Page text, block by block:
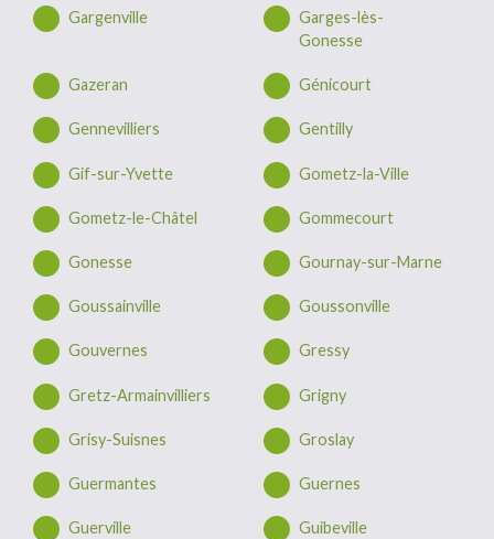
Gargenville
Garges-lès-
Gonesse
Gazeran Génicourt
Gennevilliers Gentilly
Gif-sur-Yvette Gometz-la-Ville
Gometz-le-Châtel Gommecourt
Gonesse Gournay-sur-Marne
Goussainville Goussonville
Gouvernes Gressy
Gretz-Armainvilliers Grigny
Grisy-Suisnes Groslay
Guermantes Guernes
Guerville Guibeville